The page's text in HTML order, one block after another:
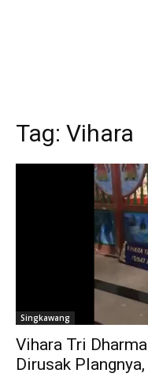
Tag: Vihara
Singkawang
Vihara Tri
Dirusak